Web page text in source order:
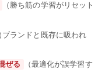
（勝ち筋の学習がリセット
ブランドと既存に吸われ
ぜる
（最適化が誤学習す